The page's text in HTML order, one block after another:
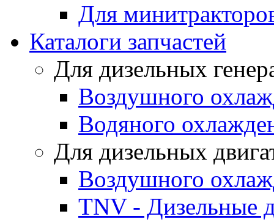
Для
Каталоги запчастей
Для дизельных
Воздушного
Водяного
Для дизельных
Воздушного
TNV - Дизельные